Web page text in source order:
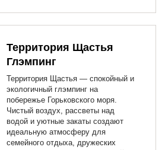
Территория Щастья
Глэмпинг
Территория Щастья — спокойный и
экологичный глэмпинг на
побережье Горьковского моря.
Чистый воздух, рассветы над
водой и уютные закаты создают
идеальную атмосферу для
семейного отдыха, дружеских